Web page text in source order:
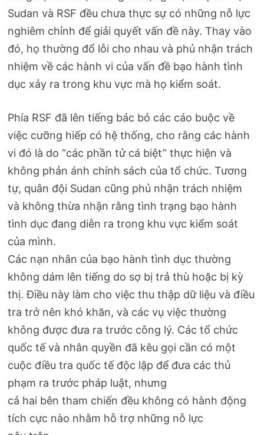
Sudan và RSF đều chưa thực sự có những nỗ lực
nghiêm chỉnh để giải quyết vấn đề này. Thay vào
đó, họ thường đổ lỗi cho nhau và phủ nhận trách
nhiệm về các hành vi của vấn đề bạo hành tình
dục xảy ra trong khu vực mà họ kiểm soát.
Phía RSF đã lên tiếng bác bỏ các cáo buộc về
việc cưỡng hiếp có hệ thống, cho rằng các hành
vi đó là do “các phần tử cá biệt” thực hiện và
không phản ánh chính sách của tổ chức. Tương
tự, quân đội Sudan cũng phủ nhận trách nhiệm
và không thừa nhận rằng tình trạng bạo hành
tình dục đang diễn ra trong khu vực kiểm soát
của mình.
Các nạn nhân của bạo hành tình dục thường
không dám lên tiếng do sợ bị trả thù hoặc bị kỳ
thị. Điều này làm cho việc thu thập dữ liệu và điều
tra trở nên khó khăn, và các vụ việc thường
không được đưa ra trước công lý. Các tổ chức
quốc tế và nhân quyền đã kêu gọi cần có một
cuộc điều tra quốc tế độc lập để đưa các thủ
phạm ra trước pháp luật, nhưng
cả hai bên tham chiến đều không có hành động
tích cực nào nhằm hỗ trợ những nỗ lực